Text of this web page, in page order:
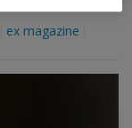
ex magazine